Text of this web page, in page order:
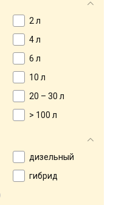
2 л
4 л
6 л
10 л
20 – 30 л
> 100 л
дизельный
гибрид